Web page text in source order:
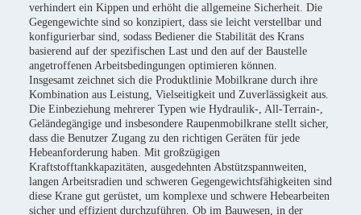
verhindert ein Kippen und erhöht die allgemeine Sicherheit. Die
Gegengewichte sind so konzipiert, dass sie leicht verstellbar und
konfigurierbar sind, sodass Bediener die Stabilität des Krans
basierend auf der spezifischen Last und den auf der Baustelle
angetroffenen Arbeitsbedingungen optimieren können.
Insgesamt zeichnet sich die Produktlinie Mobilkrane durch ihre
Kombination aus Leistung, Vielseitigkeit und Zuverlässigkeit aus.
Die Einbeziehung mehrerer Typen wie Hydraulik-, All-Terrain-,
Geländegängige und insbesondere Raupenmobilkrane stellt sicher,
dass die Benutzer Zugang zu den richtigen Geräten für jede
Hebeanforderung haben. Mit großzügigen
Kraftstofftankkapazitäten, ausgedehnten Abstützspannweiten,
langen Arbeitsradien und schweren Gegengewichtsfähigkeiten sind
diese Krane gut gerüstet, um komplexe und schwere Hebearbeiten
sicher und effizient durchzuführen. Ob im Bauwesen, in der